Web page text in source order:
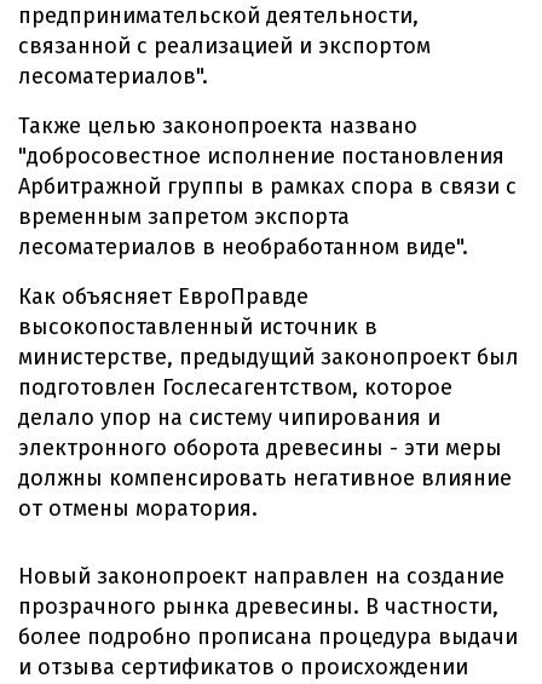
предпринимательской деятельности,
связанной с реализацией и экспортом
лесоматериалов".
Также целью законопроекта названо
"добросовестное исполнение постановления
Арбитражной группы в рамках спора в связи с
временным запретом экспорта
лесоматериалов в необработанном виде".
Как объясняет ЕвроПравде
высокопоставленный источник в
министерстве, предыдущий законопроект был
подготовлен Гослесагентством, которое
делало упор на систему чипирования и
электронного оборота древесины - эти меры
должны компенсировать негативное влияние
от отмены моратория.
Новый законопроект направлен на создание
прозрачного рынка древесины. В частности,
более подробно прописана процедура выдачи
и отзыва сертификатов о происхождении